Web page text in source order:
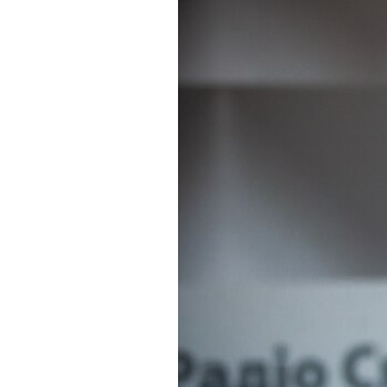
УКРАЇНСЬКА ПРОБЛЕМА КРИМУ